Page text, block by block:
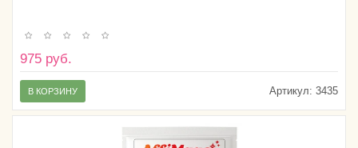
975 руб.
Артикул: 3435
В КОРЗИНУ